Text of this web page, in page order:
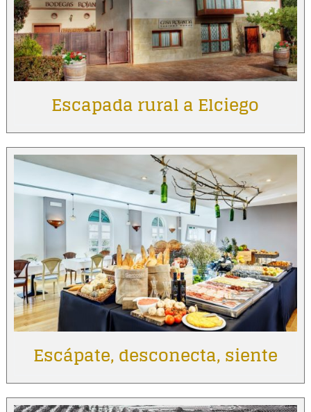
Escapada rural a Elciego
Escápate, desconecta, siente